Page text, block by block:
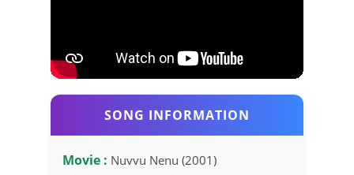
SONG INFORMATION
Movie : Nuvvu Nenu (2001)